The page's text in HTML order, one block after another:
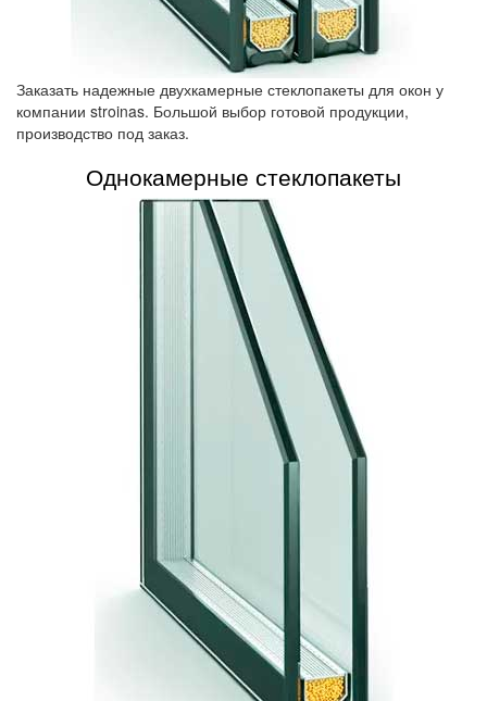
Заказать надежные двухкамерные стеклопакеты для окон у
компании stroinas. Большой выбор готовой продукции,
производство под заказ.
Однокамерные стеклопакеты